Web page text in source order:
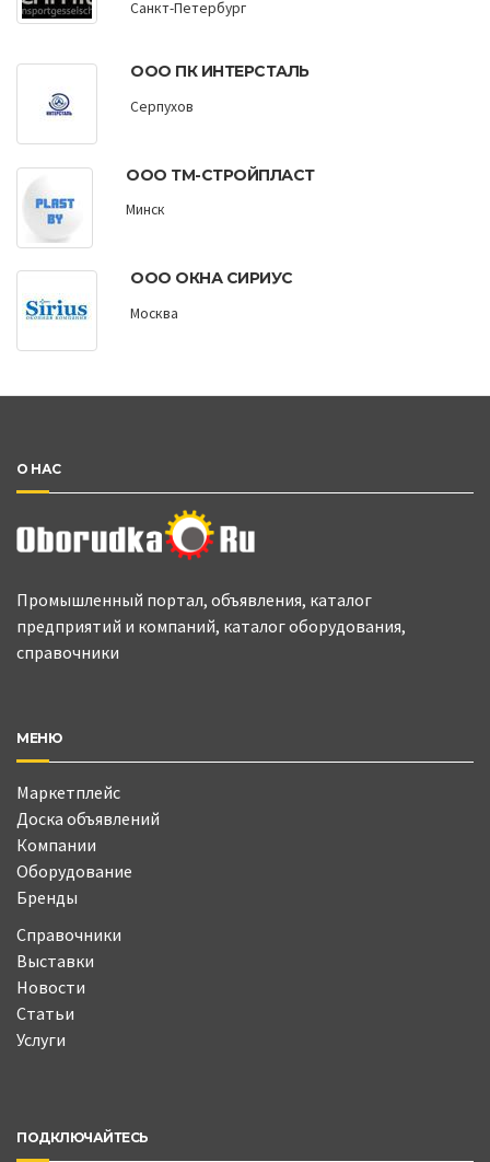
Санкт-Петербург
ООО ПК ИНТЕРСТАЛЬ
Серпухов
ООО ТМ-СТРОЙПЛАСТ
Минск
ООО ОКНА СИРИУС
Москва
О НАС
Промышленный портал, объявления, каталог
предприятий и компаний, каталог оборудования,
справочники
МЕНЮ
Маркетплейс
Доска объявлений
Компании
Оборудование
Бренды
Справочники
Выставки
Новости
Статьи
Услуги
ПОДКЛЮЧАЙТЕСЬ